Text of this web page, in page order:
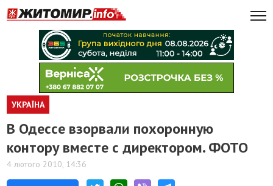
УКРАЇНА
В Одессе взорвали похоронную
контору вместе с директором. ФОТО
4 лютого 2010, 14:36